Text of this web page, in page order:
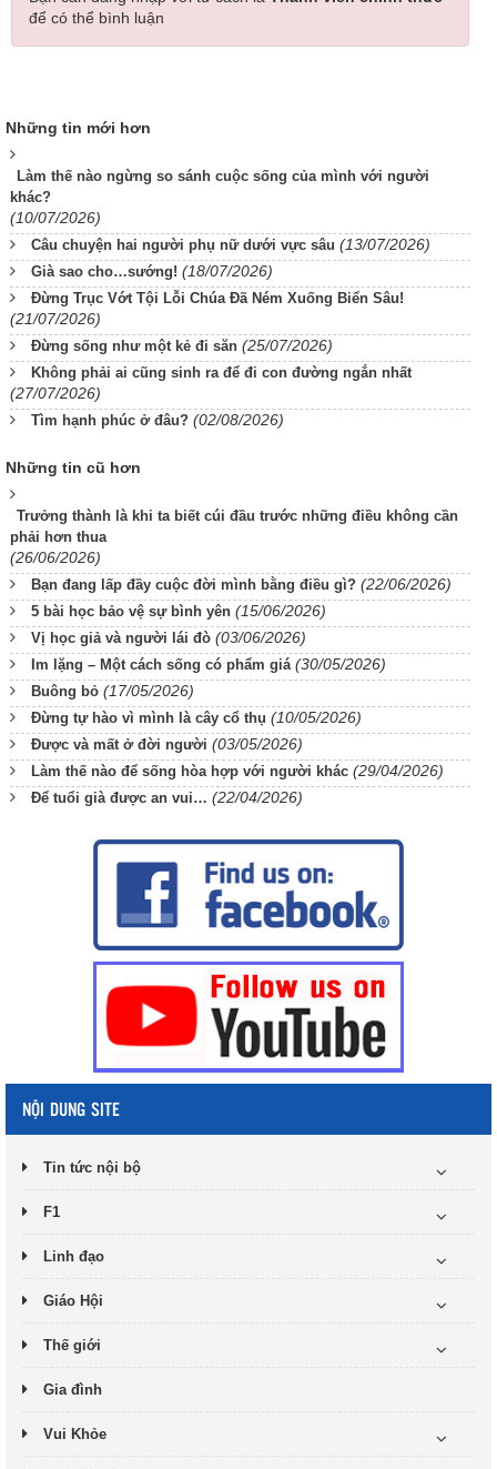
để có thể bình luận
Những tin mới hơn
Làm thế nào ngừng so sánh cuộc sống của mình với người
khác?
(10/07/2026)
Câu chuyện hai người phụ nữ dưới vực sâu (13/07/2026)
Già sao cho…sướng! (18/07/2026)
Đừng Trục Vớt Tội Lỗi Chúa Đã Ném Xuống Biển Sâu!
(21/07/2026)
Đừng sống như một kẻ đi săn (25/07/2026)
Không phải ai cũng sinh ra để đi con đường ngắn nhất
(27/07/2026)
Tìm hạnh phúc ở đâu? (02/08/2026)
Những tin cũ hơn
Trưởng thành là khi ta biết cúi đầu trước những điều không cần
phải hơn thua
(26/06/2026)
Bạn đang lấp đầy cuộc đời mình bằng điều gì? (22/06/2026)
5 bài học bảo vệ sự bình yên (15/06/2026)
Vị học giả và người lái đò (03/06/2026)
Im lặng – Một cách sống có phẩm giá (30/05/2026)
Buông bỏ (17/05/2026)
Đừng tự hào vì mình là cây cổ thụ (10/05/2026)
Được và mất ở đời người (03/05/2026)
Làm thế nào để sống hòa hợp với người khác (29/04/2026)
Để tuổi già được an vui… (22/04/2026)
NỘI DUNG SITE
Tin tức nội bộ
F1
Linh đạo
Giáo Hội
Thế giới
Gia đình
Vui Khỏe